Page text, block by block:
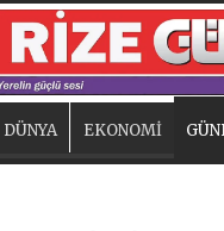
DÜNYA EKONOMİ